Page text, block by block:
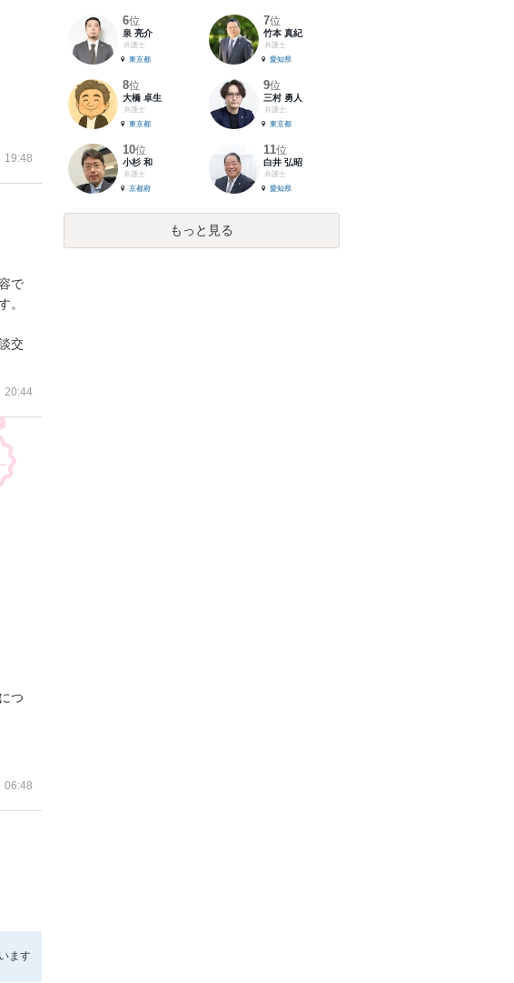
19:48
で
。
交
20:44
つ
06:48
ます
6位
泉 亮介
弁護士
東京都
7位
竹本 真紀
弁護士
愛知県
8位
大橋 卓生
弁護士
東京都
9位
三村 勇人
弁護士
東京都
10位
小杉 和
弁護士
京都府
11位
白井 弘昭
弁護士
愛知県
もっと見る